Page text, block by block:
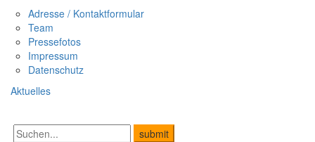
Adresse / Kontaktformular
Team
Pressefotos
Impressum
Datenschutz
Aktuelles